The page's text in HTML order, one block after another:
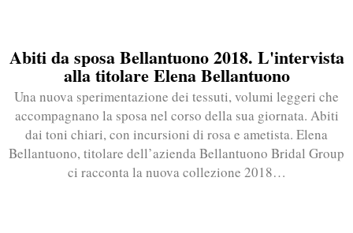
Abiti da sposa Bellantuono 2018. L'intervista
alla titolare Elena Bellantuono
Una nuova sperimentazione dei tessuti, volumi leggeri che
accompagnano la sposa nel corso della sua giornata. Abiti
dai toni chiari, con incursioni di rosa e ametista. Elena
Bellantuono, titolare dell’azienda Bellantuono Bridal Group
ci racconta la nuova collezione 2018…